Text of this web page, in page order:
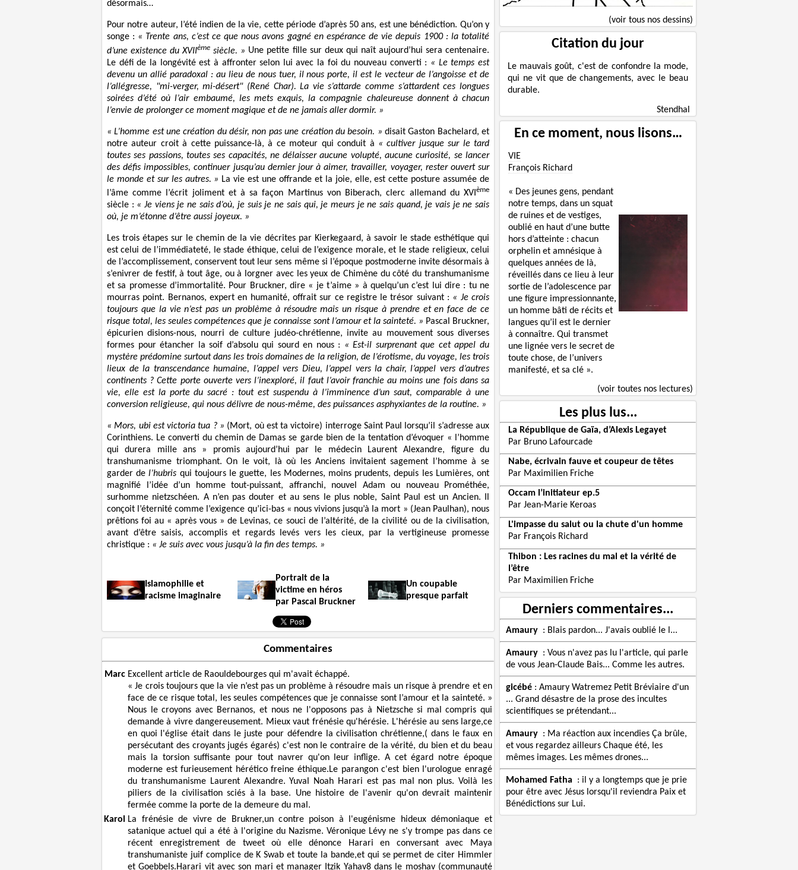
désormais…
Pour notre auteur, l’été indien de la vie, cette période d’après 50 ans, est une bénédiction. Qu’on y
songe : « Trente ans, c’est ce que nous avons gagné en espérance de vie depuis 1900 : la totalité
d’une existence du XVIIème siècle. » Une petite fille sur deux qui naît aujourd’hui sera centenaire.
Le défi de la longévité est à affronter selon lui avec la foi du nouveau converti : « Le temps est
devenu un allié paradoxal : au lieu de nous tuer, il nous porte, il est le vecteur de l’angoisse et de
l’allégresse,
"mi-verger, mi-désert" (René Char). La vie s’attarde comme s’attardent ces longues
soirées d’été où l’air embaumé, les mets exquis, la compagnie chaleureuse donnent à chacun
l’envie de prolonger ce moment magique et de ne jamais aller dormir. »
« L’homme est une création du désir, non pas une création du besoin. » disait Gaston Bachelard, et
notre auteur croit à cette puissance-là, à ce moteur qui conduit à « cultiver jusque sur le tard
toutes ses passions, toutes ses capacités, ne délaisser aucune volupté, aucune curiosité, se lancer
des défis impossibles, continuer jusqu’au dernier jour à aimer, travailler, voyager, rester ouvert sur
le monde et sur les autres. » La vie est une offrande et la joie, elle, est cette posture assumée de
l’âme comme l’écrit joliment et à sa façon Martinus von Biberach, clerc allemand du XVI ème
siècle : « Je viens je ne sais d’où, je suis je ne sais qui, je meurs je ne sais quand, je vais je ne sais
où, je m’étonne d’être aussi joyeux. »
Les trois étapes sur le chemin de la vie décrites par Kierkegaard, à savoir le stade esthétique qui
est celui de l’immédiateté, le stade éthique, celui de l’exigence morale, et le stade religieux, celui
de l’accomplissement, conservent tout leur sens même si l’époque postmoderne invite désormais à
s’enivrer de festif, à tout âge, ou à lorgner avec les yeux de Chimène du côté du transhumanisme
et sa promesse d’immortalité. Pour Bruckner, dire « je t’aime » à quelqu’un c’est lui dire : tu ne
mourras point. Bernanos, expert en humanité, offrait sur ce registre le trésor suivant : « Je crois
toujours que la vie n’est pas un problème à résoudre mais un risque à prendre et en face de ce
risque total, les seules compétences que je connaisse sont l’amour et la sainteté. » Pascal Bruckner,
épicurien disions-nous, nourri de culture judéo-chrétienne, invite au mouvement sous diverses
formes pour étancher la soif d’absolu qui sourd en nous : « Est-il surprenant que cet appel du
mystère prédomine surtout dans les trois domaines de la religion, de l’érotisme, du voyage, les trois
lieux de la transcendance humaine, l’appel vers Dieu, l’appel vers la chair, l’appel vers d’autres
continents ? Cette porte ouverte vers l’inexploré, il faut l’avoir franchie au moins une fois dans sa
vie, elle est la porte du sacré : tout est suspendu à l’imminence d’un saut, comparable à une
conversion religieuse, qui nous délivre de nous-même, des puissances asphyxiantes de la routine. »
« Mors, ubi est victoria tua ? » (Mort, où est ta victoire) interroge Saint Paul lorsqu’il s’adresse aux
Corinthiens. Le converti du chemin de Damas se garde bien de la tentation d’évoquer « l’homme
qui durera mille ans » promis aujourd’hui par le médecin Laurent Alexandre, figure du
transhumanisme triomphant. On le voit, là où les Anciens invitaient sagement l’homme à se
garder del’hubris qui toujours le guette, les Modernes, moins prudents, depuis les Lumières, ont
magnifié l’idée d’un homme tout-puissant, affranchi, nouvel Adam ou nouveau Prométhée,
surhomme nietzschéen. A n’en pas douter et au sens le plus noble, Saint Paul est un Ancien. Il
conçoit l’éternité comme l’exigence qu’ici-bas « nous vivions jusqu’à la mort » (Jean Paulhan), nous
prêtions foi au « après vous » de Levinas, ce souci de l’altérité, de la civilité ou de la civilisation,
avant d’être saisis, accomplis et regards levés vers les cieux, par la vertigineuse promesse
christique : « Je suis avec vous jusqu’à la fin des temps. »
Islamophilie et
racisme imaginaire
Portrait de la
victime en héros
par Pascal Bruckner
Un coupable
presque parfait
Commentaires
Marc Excellent article de Raouldebourges qui m'avait échappé.
« Je crois toujours que la vie n’est pas un problème à résoudre mais un risque à prendre et en
face de ce risque total, les seules compétences que je connaisse sont l’amour et la sainteté. »
Nous le croyons avec Bernanos, et nous ne l'opposons pas à Nietzsche si mal compris qui
demande à vivre dangereusement. Mieux vaut frénésie qu'hérésie. L'hérésie au sens large,ce
en quoi l'église était dans le juste pour défendre la civilisation chrétienne,( dans le faux en
persécutant des croyants jugés égarés) c'est non le contraire de la vérité, du bien et du beau
mais la torsion suffisante pour tout navrer qu'on leur inflige. A cet égard notre époque
moderne est furieusement hérético freine éthique.Le parangon c'est bien l'urologue enragé
du transhumanisme Laurent Alexandre. Yuval Noah Harari est pas mal non plus. Voilà les
piliers de la civilisation sciés à la base. Une histoire de l'avenir qu'on devrait maintenir
fermée comme la porte de la demeure du mal.
Karol
La frénésie de vivre de Brukner,un contre poison à l'eugénisme hideux démoniaque et
satanique actuel qui a été à l'origine du Nazisme. Véronique Lévy ne s'y trompe pas dans ce
récent enregistrement de tweet où elle dénonce Harari en conversant avec Maya
transhumaniste juif complice de K Swab et toute la bande,et qui se permet de citer Himmler
et Goebbels.Harari vit avec son mari et manager Itzik Yahav8 dans le moshav (communauté
(voir tous nos dessins)
Citation du jour
Le mauvais goût, c'est de confondre la mode,
qui ne vit que de changements, avec le beau
durable.
Stendhal
En ce moment, nous lisons…
VIE
François Richard
« Des jeunes gens, pendant
notre temps, dans un squat
de ruines et de vestiges,
oublié en haut d’une butte
hors d’atteinte : chacun
orphelin et amnésique à
quelques années de là,
réveillés dans ce lieu à leur
sortie de l’adolescence par
une figure impressionnante,
un homme bâti de récits et
langues qu’il est le dernier
à connaître. Qui transmet
une lignée vers le secret de
toute chose, de l’univers
manifesté, et sa clé ».
(voir toutes nos lectures)
Les plus lus...
La République de Gaïa, d’Alexis Legayet
Par Bruno Lafourcade
Nabe, écrivain fauve et coupeur de têtes
Par Maximilien Friche
Occam l’initiateur ep.5
Par Jean-Marie Keroas
L'impasse du salut ou la chute d'un homme
Par François Richard
Thibon : Les racines du mal et la vérité de
l’être
Par Maximilien Friche
Derniers commentaires...
Amaury : Blais pardon... J'avais oublié le l...
Amaury : Vous n'avez pas lu l'article, qui parle
de vous Jean-Claude Bais... Comme les autres.
gicébé: Amaury Watremez Petit Bréviaire d'un
... Grand désastre de la prose des incultes
scientifiques se prétendant...
Amaury : Ma réaction aux incendies Ça brûle,
et vous regardez ailleurs Chaque été, les
mêmes images. Les mêmes drones...
Mohamed Fatha : il y a longtemps que je prie
pour être avec Jésus lorsqu'il reviendra Paix et
Bénédictions sur Lui.